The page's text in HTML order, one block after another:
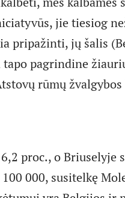
jie tiesiog
pripažinti, jų šalis
pagrindine
rūmų
proc., o Briuselyje
000, susitelkę